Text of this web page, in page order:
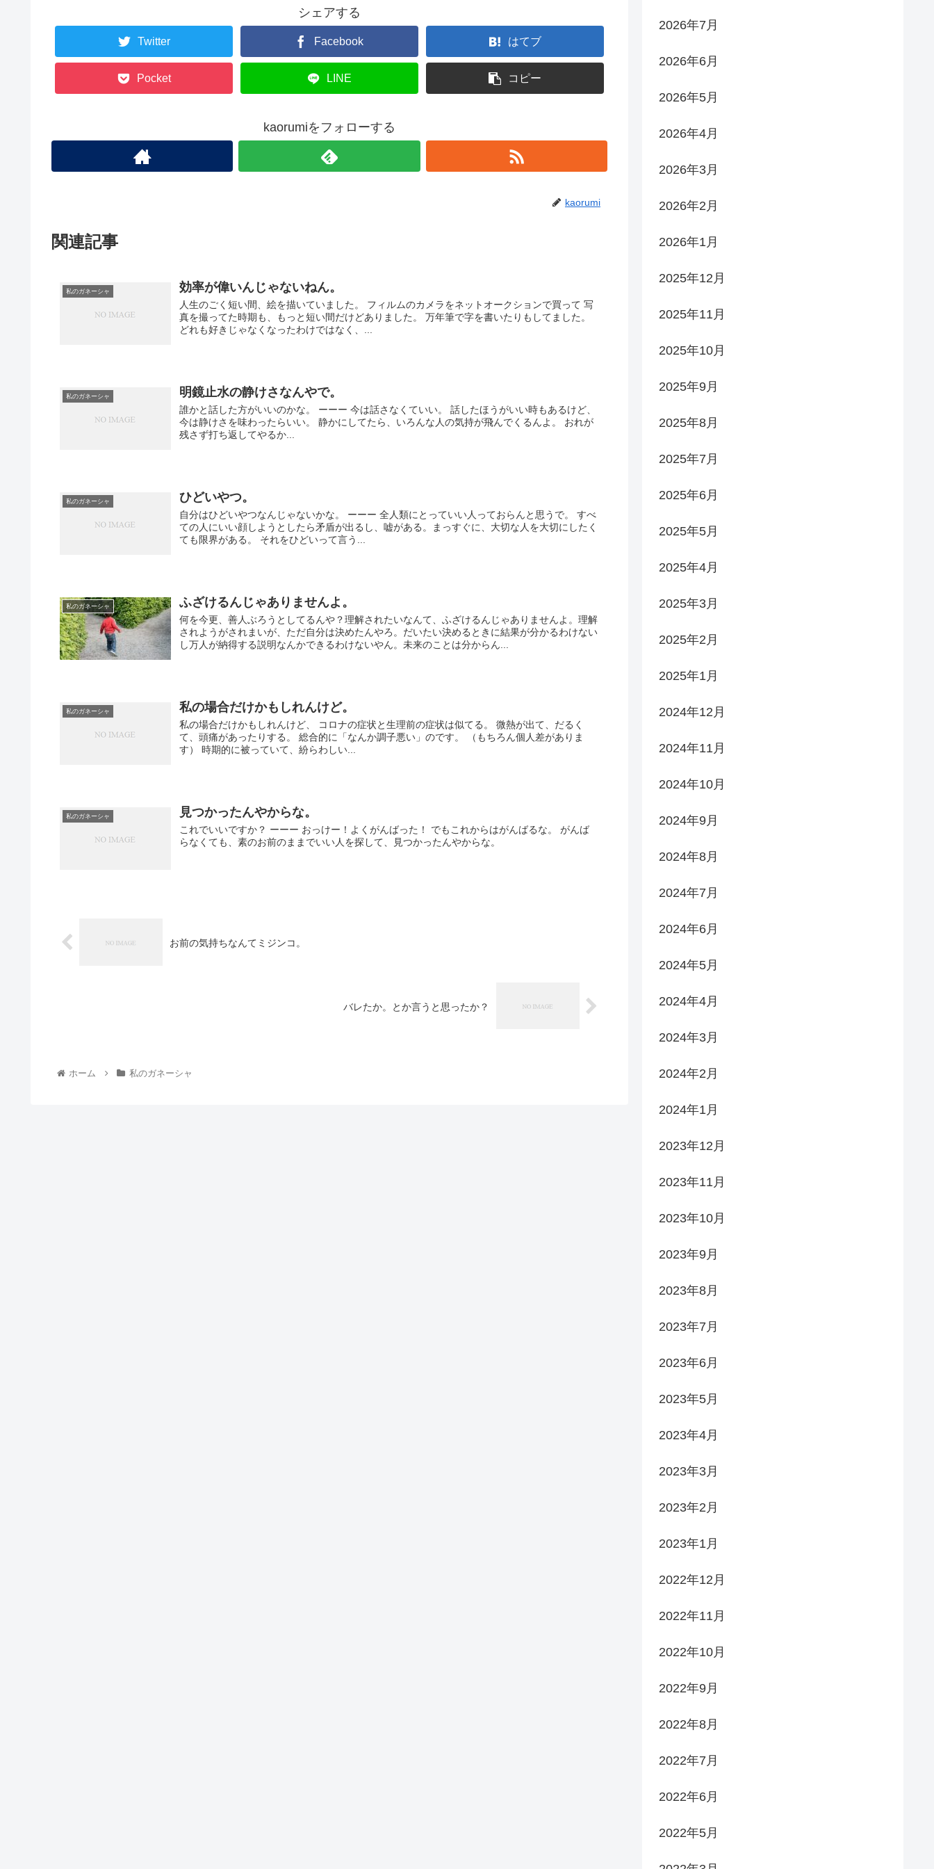
シェアする
Twitter Facebook はてブ
Pocket LINE コピー
kaorumiをフォローする
kaorumi
関連記事
私のガネーシャ 効率が偉いんじゃないねん。
人生のごく短い間、絵を描いていました。 フィルムのカメラをネットオークションで買って 写
真を撮ってた時期も、もっと短い間だけどありました。 万年筆で字を書いたりもしてました。
どれも好きじゃなくなったわけではなく、...
私のガネーシャ 明鏡止水の静けさなんやで。
誰かと話した方がいいのかな。 ーーー 今は話さなくていい。 話したほうがいい時もあるけど、
今は静けさを味わったらいい。 静かにしてたら、いろんな人の気持が飛んでくるんよ。 おれが
残さず打ち返してやるか...
私のガネーシャ ひどいやつ。
自分はひどいやつなんじゃないかな。 ーーー 全人類にとっていい人っておらんと思うで。 すべ
ての人にいい顔しようとしたら矛盾が出るし、嘘がある。まっすぐに、大切な人を大切にしたく
ても限界がある。 それをひどいって言う...
私のガネーシャ ふざけるんじゃありませんよ。
何を今更、善人ぶろうとしてるんや？理解されたいなんて、ふざけるんじゃありませんよ。理解
されようがされまいが、ただ自分は決めたんやろ。だいたい決めるときに結果が分かるわけない
し万人が納得する説明なんかできるわけないやん。未来のことは分からん...
私のガネーシャ 私の場合だけかもしれんけど。
私の場合だけかもしれんけど、 コロナの症状と生理前の症状は似てる。 微熱が出て、だるく
て、頭痛があったりする。 総合的に「なんか調子悪い」のです。 （もちろん個人差がありま
す） 時期的に被っていて、紛らわしい...
私のガネーシャ 見つかったんやからな。
これでいいですか？ ーーー おっけー！よくがんばった！ でもこれからはがんばるな。 がんば
らなくても、素のお前のままでいい人を探して、見つかったんやからな。
お前の気持ちなんてミジンコ。
バレたか。とか言うと思ったか？
ホーム 私のガネーシャ
2026年7月
2026年6月
2026年5月
2026年4月
2026年3月
2026年2月
2026年1月
2025年12月
2025年11月
2025年10月
2025年9月
2025年8月
2025年7月
2025年6月
2025年5月
2025年4月
2025年3月
2025年2月
2025年1月
2024年12月
2024年11月
2024年10月
2024年9月
2024年8月
2024年7月
2024年6月
2024年5月
2024年4月
2024年3月
2024年2月
2024年1月
2023年12月
2023年11月
2023年10月
2023年9月
2023年8月
2023年7月
2023年6月
2023年5月
2023年4月
2023年3月
2023年2月
2023年1月
2022年12月
2022年11月
2022年10月
2022年9月
2022年8月
2022年7月
2022年6月
2022年5月